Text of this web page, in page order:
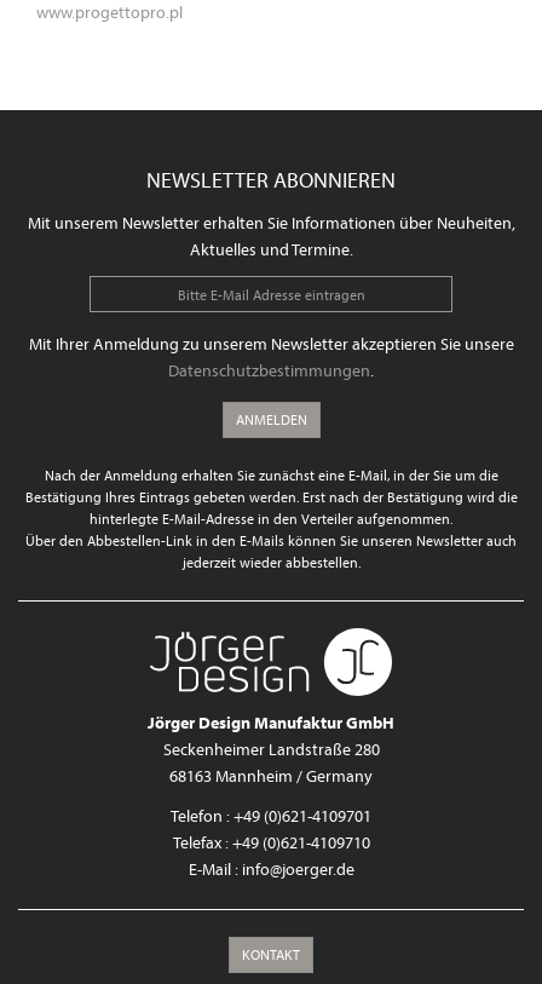
www.progettopro.pl
NEWSLETTER ABONNIEREN
Mit unserem Newsletter erhalten Sie Informationen über Neuheiten,
Aktuelles und Termine.
Mit Ihrer Anmeldung zu unserem Newsletter akzeptieren Sie unsere
Datenschutzbestimmungen.
ANMELDEN
Nach der Anmeldung erhalten Sie zunächst eine E-Mail, in der Sie um die
Bestätigung Ihres Eintrags gebeten werden. Erst nach der Bestätigung wird die
hinterlegte E-Mail-Adresse in den Verteiler aufgenommen.
Über den Abbestellen-Link in den E-Mails können Sie unseren Newsletter auch
jederzeit wieder abbestellen.
Jörger Design Manufaktur GmbH
Seckenheimer Landstraße 280
68163 Mannheim / Germany
Telefon : +49 (0)621-4109701
Telefax : +49 (0)621-4109710
E-Mail : info@joerger.de
KONTAKT